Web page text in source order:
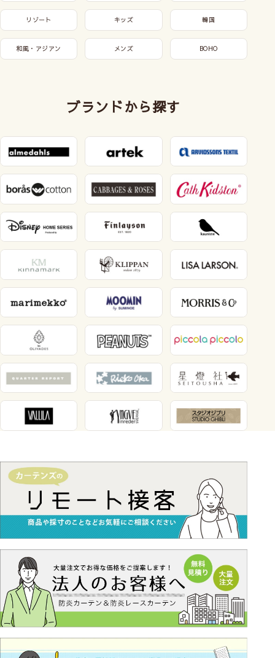
リゾート キッズ 韓国
和風・アジアン メンズ BOHO
ブランドから探す